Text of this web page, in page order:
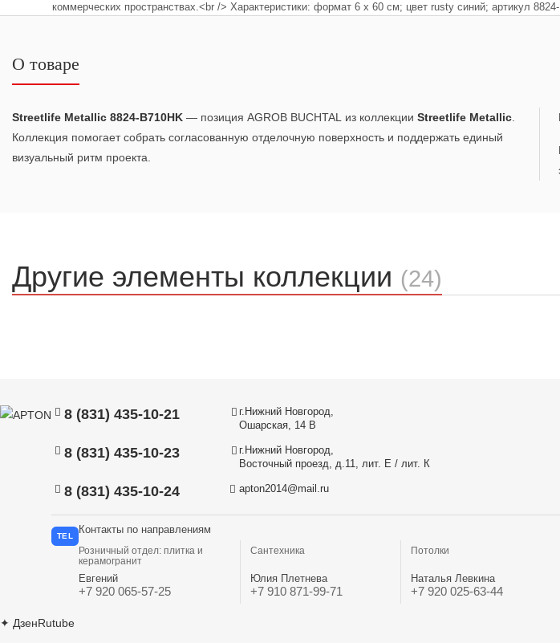
коммерческих пространствах.<br /> Характеристики: формат 6 x 60 см; цвет rusty синий; артикул
О товаре
Streetlife Metallic 8824-B710HK — позиция AGROB BUCHTAL из коллекции Streetlife Metallic
Коллекция помогает собрать согласованную отделочную поверхность и поддержать единый
визуальный ритм проекта.
Другие элементы коллекции (24)
8 (831) 435-10-21
8 (831) 435-10-23
8 (831) 435-10-24
г.Нижний Новгород,
Ошарская, 14 В
г.Нижний Новгород,
Восточный проезд, д.11, лит. Е / лит. К
apton2014@mail.ru
TEL
Контакты по направлениям
Розничный отдел: плитка и
керамогранит
Евгений
+7 920 065-57-25
Сантехника
Юлия Плетнева
+7 910 871-99-71
Потолки
Наталья Левкина
+7 920 025-63-44
✦ ДзенRutube